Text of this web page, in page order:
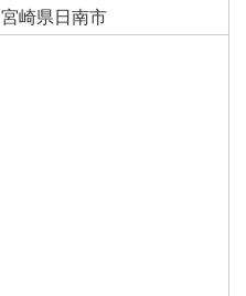
宮崎県日南市